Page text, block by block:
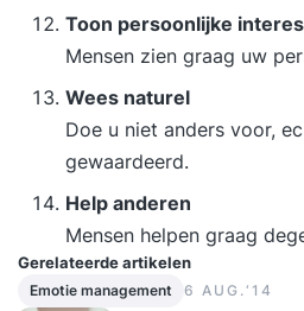
Toon persoonlijke
Mensen zien graag uw
Wees naturel
Doe u niet anders voor,
gewaardeerd.
Help anderen
Mensen helpen graag
Gerelateerde artikelen
Emotie management 6 AUG.‘14